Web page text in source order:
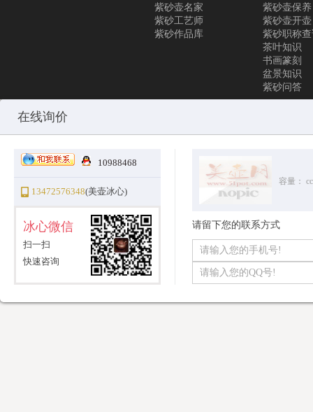
紫砂壶名家
紫砂工艺师
紫砂作品库
紫砂壶保养
紫砂壶开壶
紫砂职称
茶叶知识
书画篆刻
盆景知识
紫砂问答
Copyright © 2010-2025 All Rights Reserved
在线询价
10988468
13472576348(美壶冰心)
冰心微信
扫一扫
快速咨询
容量： cc
请留下您的联系方式